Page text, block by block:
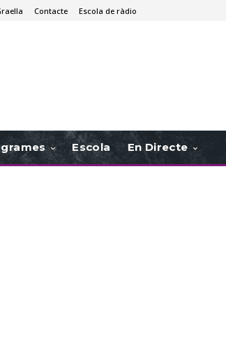
Contacte Escola de ràdio
Escola En Directe